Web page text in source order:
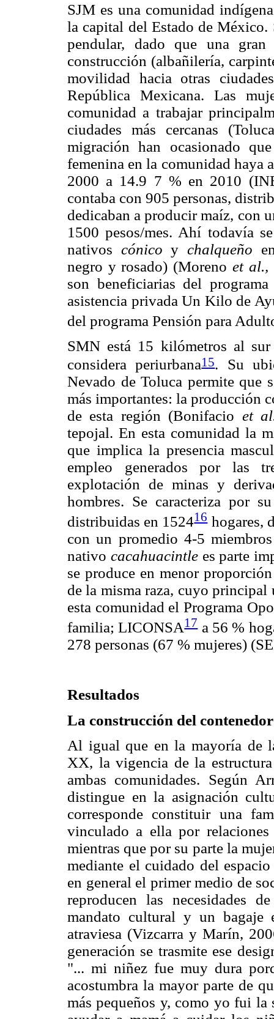
SJM es una comunidad
la capital del Estado de México.
pendular, dado que una
construcción (albañilería,
movilidad hacia otras
República Mexicana. Las
comunidad a trabajar
ciudades más cercanas
migración han ocasionado
femenina en la comunidad haya
2000 a 14.9 7 % en 2010
contaba con 905 personas,
dedicaban a producir maíz, con
1500 pesos/mes. Ahí todavía
nativos cónico ychalqueño
negro y rosado) (Moreno et al.,
son beneficiarias del
asistencia privada Un Kilo de
del programa Pensión para
SMN está 15 kilómetros al
considera periurbana15. Su
Nevado de Toluca permite que
más importantes: la producción
de esta región (Bonifacio et
tepojal. En esta comunidad la
que implica la presencia
empleo generados por las
explotación de minas y
hombres. Se caracteriza por
distribuidas en 152416hogares,
con un promedio 4-5
nativo cacahuacintlees parte
se produce en menor
de la misma raza, cuyo
esta comunidad el Programa
familia; LICONSA17a 56 %
278 personas (67 % mujeres)
Resultados
La construcción del contenedor
Al igual que en la mayoría de
XX, la vigencia de la
ambas comunidades. Según
distingue en la asignación
corresponde constituir una
vinculado a ella por
mientras que por su parte la
mediante el cuidado del
en general el primer medio de
reproducen las necesidades
mandato cultural y un bagaje
atraviesa (Vizcarra y Marín,
generación se trasmite ese
"... mi niñez fue muy dura
acostumbra la mayor parte de
más pequeños y, como yo fui la